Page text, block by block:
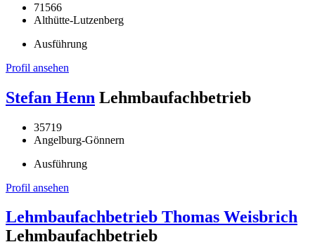
71566
Althütte-Lutzenberg
Ausführung
Profil ansehen
Stefan Henn Lehmbaufachbetrieb
35719
Angelburg-Gönnern
Ausführung
Profil ansehen
Lehmbaufachbetrieb Thomas Weisbrich
Lehmbaufachbetrieb